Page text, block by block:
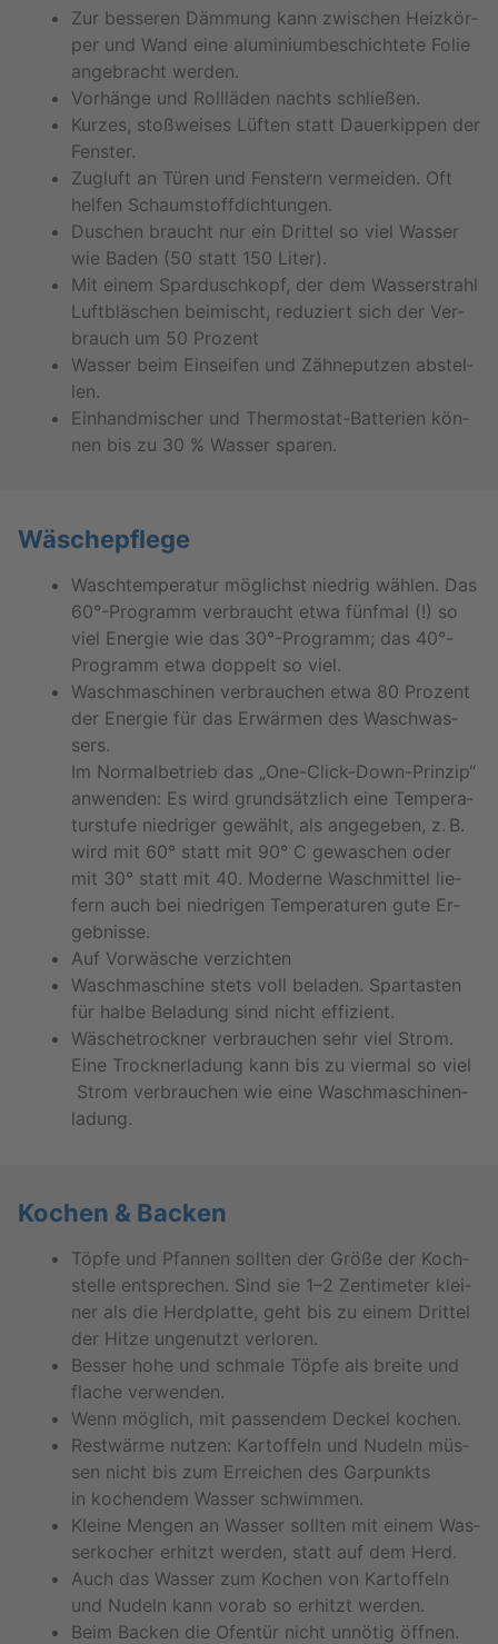
Zur bes­se­ren Däm­mung kann zwi­schen Heiz­kör­
per und Wand eine alu­mi­ni­um­be­schich­te­te Folie
an­ge­bracht wer­den.
Vor­hän­ge und Roll­lä­den nachts schlie­ßen.
Kur­zes, stoß­wei­ses Lüf­ten statt Dau­er­kip­pen der
Fens­ter.
Zug­luft an Türen und Fens­tern ver­mei­den. Oft
hel­fen Schaum­stoff­dich­tun­gen.
Du­schen braucht nur ein Drit­tel so viel Was­ser
wie Baden (50 statt 150 Liter).
Mit einem Spar­dusch­kopf, der dem Was­ser­strahl
Luft­bläs­chen bei­mischt, re­du­ziert sich der Ver­
brauch um 50 Pro­zent
Was­ser beim Ein­sei­fen und Zäh­ne­put­zen ab­stel­
len.
Ein­hand­mi­scher und Ther­mo­stat-Bat­te­ri­en kön­
nen bis zu 30 % Was­ser spa­ren.
Wä­sche­pfle­ge
Wasch­tem­pe­ra­tur mög­lichst nied­rig wäh­len. Das
60°-Pro­gramm ver­braucht etwa fünf­mal (!) so
viel En­er­gie wie das 30°-Pro­gramm; das 40°-
Pro­gramm etwa dop­pelt so viel.
Wasch­ma­schi­nen ver­brau­chen etwa 80 Pro­zent
der En­er­gie für das Er­wär­men des Wasch­was­
sers.
Im Nor­mal­be­trieb das „One-Click-Down-Prin­zip“
an­wen­den: Es wird grund­sätz­lich eine Tem­pe­ra­
tur­stu­fe nied­ri­ger ge­wählt, als an­ge­ge­ben, z. B.
wird mit 60° statt mit 90° C ge­wa­schen oder
mit 30° statt mit 40. Mo­der­ne Wasch­mit­tel lie­
fern auch bei nied­ri­gen Tem­pe­ra­tu­ren gute Er­
geb­nis­se.
Auf Vor­wä­sche ver­zich­ten
Wasch­ma­schi­ne stets voll be­la­den. Spar­tas­ten
für halbe Be­la­dung sind nicht ef­fi­zi­ent.
Wä­sche­trock­ner ver­brau­chen sehr viel Strom.
Eine Trock­ner­la­dung kann bis zu vier­mal so viel
Strom ver­brau­chen wie eine Wasch­ma­schi­nen­
la­dung.
Ko­chen & Ba­cken
Töpfe und Pfan­nen soll­ten der Größe der Koch­
stel­le ent­spre­chen. Sind sie 1–2 Zen­ti­me­ter klei­
ner als die Herd­plat­te, geht bis zu einem Drit­tel
der Hitze un­ge­nutzt ver­lo­ren.
Bes­ser hohe und schma­le Töpfe als brei­te und
fla­che ver­wen­den.
Wenn mög­lich, mit pas­sen­dem De­ckel ko­chen.
Rest­wär­me nut­zen: Kar­tof­feln und Nu­deln müs­
sen nicht bis zum Er­rei­chen des Gar­punkts
in ko­chen­dem Was­ser schwim­men.
Klei­ne Men­gen an Was­ser soll­ten mit einem Was­
ser­ko­cher er­hitzt wer­den, statt auf dem Herd.
Auch das Was­ser zum Ko­chen von Kar­tof­feln
und Nu­deln kann vorab so er­hitzt wer­den.
Beim Ba­cken die Ofen­tür nicht un­nö­tig öff­nen.